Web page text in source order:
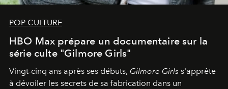
POP CULTURE
HBO Max prépare un documentaire sur la
série culte "Gilmore Girls"
Vingt-cinq ans après ses débuts, Gilmore Girls s'apprête
à dévoiler les secrets de sa fabrication dans un